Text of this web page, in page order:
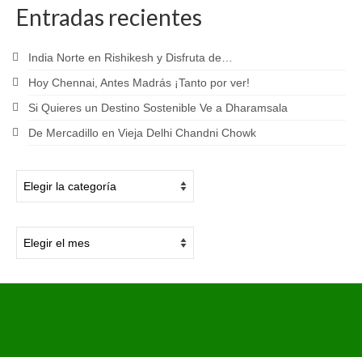
Entradas recientes
India Norte en Rishikesh y Disfruta de…
Hoy Chennai, Antes Madrás ¡Tanto por ver!
Si Quieres un Destino Sostenible Ve a Dharamsala
De Mercadillo en Vieja Delhi Chandni Chowk